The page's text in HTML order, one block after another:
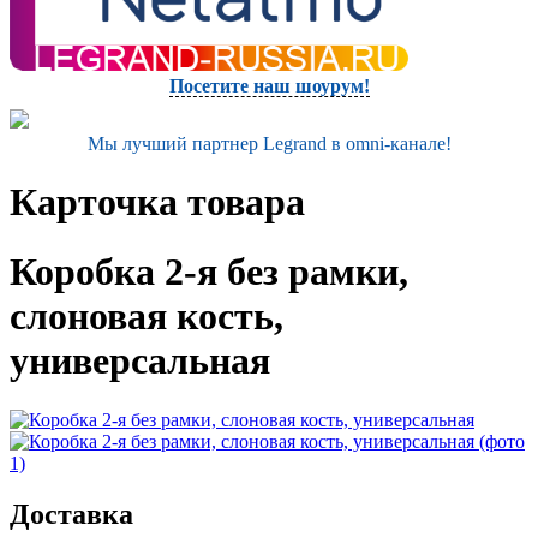
Посетите наш шоурум!
Мы лучший партнер Legrand в omni-канале!
Карточка товара
Коробка 2-я без рамки,
слоновая кость,
универсальная
Доставка